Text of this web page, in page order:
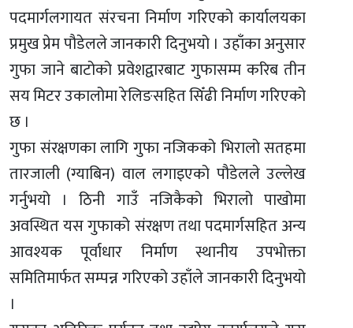
पदमार्गलगायत संरचना निर्माण गरिएको कार्यालयका
प्रमुख प्रेम पौडेलले जानकारी दिनुभयो । उहाँका अनुसार
गुफा जाने बाटोको प्रवेशद्वारबाट गुफासम्म करिब तीन
सय मिटर उकालोमा रेलिङसहित सिँढी निर्माण गरिएको
छ ।
गुफा संरक्षणका लागि गुफा नजिकको भिरालो सतहमा
तारजाली (ग्याबिन) वाल लगाइएको पौडेलले उल्लेख
गर्नुभयो । ठिनी गाउँ नजिकैको भिरालो पाखोमा
अवस्थित यस गुफाको संरक्षण तथा पदमार्गसहित अन्य
आवश्यक पूर्वाधार निर्माण स्थानीय उपभोक्ता
समितिमार्फत सम्पन्न गरिएको उहाँले जानकारी दिनुभयो
।